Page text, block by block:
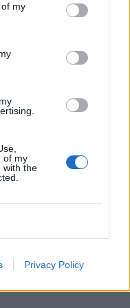
my
of my
with the
Privacy Policy
viharosnak
éjszaka
FCSB-t
és atlétika-Eb